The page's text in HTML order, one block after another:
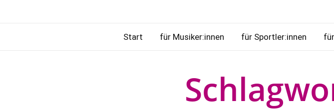
Start für Musiker:innen für Sportler:innen